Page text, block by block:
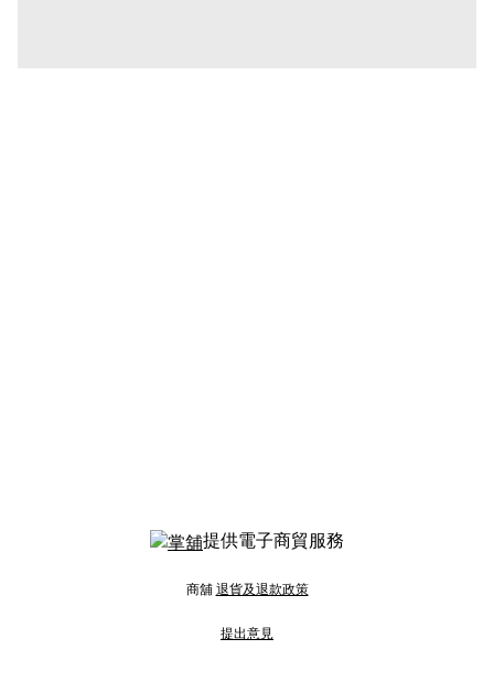
提供電子商貿服務
商舖 退貨及退款政策
提出意見